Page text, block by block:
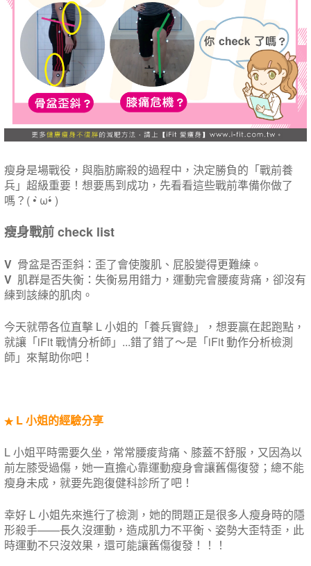
瘦身是場戰役，與脂肪廝殺的過程中，決定勝負的「戰前養
兵」超級重要！想要馬到成功，先看看這些戰前準備你做了
嗎？( • ̀ω•́ )
瘦身戰前 check list
V 骨盆是否歪斜：歪了會使腹肌、屁股變得更難練。
V ​ ​肌群是否失衡：失衡易用錯力，運動完會腰痠背痛，卻沒有
練到該練的肌肉。
今天就帶各位直擊 L 小姐的「養兵實錄」，想要贏在起跑點，
就讓「iFit 戰情分析師」...錯了錯了～是「iFit 動作分析檢測
師」來幫助你吧！
★ L 小姐的經驗分享
L 小姐平時需要久坐，常常腰痠背痛、膝蓋不舒服​，又因為​以​
前左膝受​過​傷，她​一直​擔心靠運動瘦身會讓舊傷復發​；​總不能
瘦身未成，就要先跑復健科診所了吧​！​
幸好 L 小姐先來進行了檢測，她的問題正是很多人瘦身時​​的​隱
形殺手——長久沒運動，造成肌力不平衡、姿勢大歪特歪，此
時運動不只沒效果，還可能讓舊傷復發！​！！​